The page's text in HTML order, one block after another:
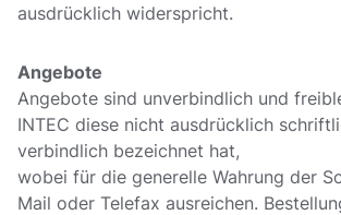
ausdrücklich widerspricht.
Angebote
Angebote sind unverbindlich und
INTEC diese nicht ausdrücklich
verbindlich bezeichnet hat,
wobei für die generelle Wahrung der
Mail oder Telefax ausreichen.